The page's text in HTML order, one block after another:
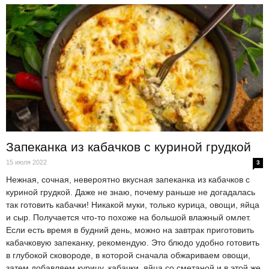
Запеканка из кабачков с куриной грудкой
15 июля 2022 3
Нежная, сочная, невероятно вкусная запеканка из кабачков с
куриной грудкой. Даже не знаю, почему раньше не догадалась
так готовить кабачки! Никакой муки, только курица, овощи, яйца
и сыр. Получается что-то похоже на большой влажный омлет.
Если есть время в будний день, можно на завтрак приготовить
кабачковую запеканку, рекомендую. Это блюдо удобно готовить
в глубокой сковороде, в которой сначала обжариваем овощи,